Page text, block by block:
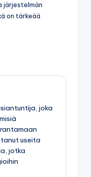
järjestelmän
on tärkeää
joka
useita
jotka